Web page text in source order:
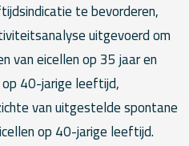
te bevorderen,
uitgevoerd om
van eicellen op 35 jaar en
40-jarige leeftijd,
van uitgestelde spontane
op 40-jarige leeftijd.